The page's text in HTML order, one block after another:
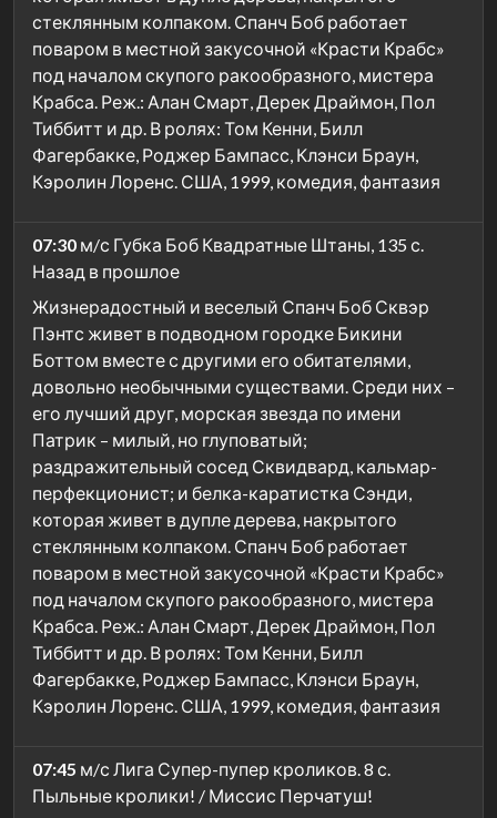
стеклянным колпаком. Спанч Боб работает
поваром в местной закусочной «Красти Крабс»
под началом скупого ракообразного, мистера
Крабса. Реж.: Алан Смарт, Дерек Драймон, Пол
Тиббитт и др. В ролях: Том Кенни, Билл
Фагербакке, Роджер Бампасс, Клэнси Браун,
Кэролин Лоренс. США, 1999, комедия, фантазия
07:30 м/с Губка Боб Квадратные Штаны, 135 с.
Назад в прошлое
Жизнерадостный и веселый Спанч Боб Сквэр
Пэнтс живет в подводном городке Бикини
Боттом вместе с другими его обитателями,
довольно необычными существами. Среди них –
его лучший друг, морская звезда по имени
Патрик – милый, но глуповатый;
раздражительный сосед Сквидвард, кальмар-
перфекционист; и белка-каратистка Сэнди,
которая живет в дупле дерева, накрытого
стеклянным колпаком. Спанч Боб работает
поваром в местной закусочной «Красти Крабс»
под началом скупого ракообразного, мистера
Крабса. Реж.: Алан Смарт, Дерек Драймон, Пол
Тиббитт и др. В ролях: Том Кенни, Билл
Фагербакке, Роджер Бампасс, Клэнси Браун,
Кэролин Лоренс. США, 1999, комедия, фантазия
07:45 м/с Лига Супер-пупер кроликов. 8 с.
Пыльные кролики! / Миссис Перчатуш!